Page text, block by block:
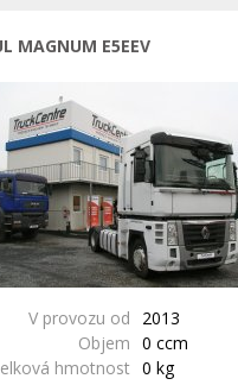
MAGNUM E5EEV
V provozu od
2013
Objem 0 ccm
hmotnost 0 kg